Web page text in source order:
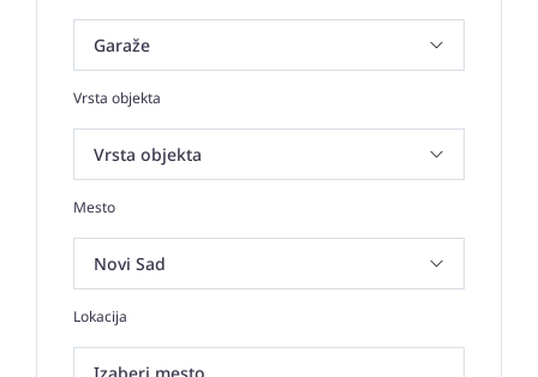
Vrsta objekta
Mesto
Lokacija